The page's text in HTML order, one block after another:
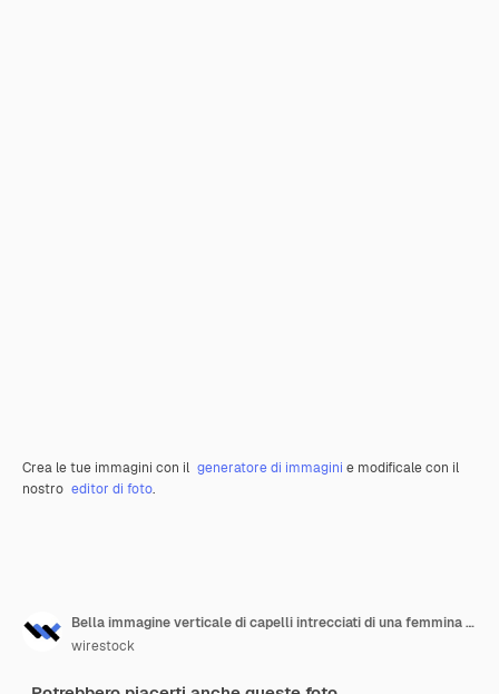
Crea le tue immagini con il generatore di immagini e modificale con il
nostro editor di foto.
Bella immagine verticale di capelli intrecciati di una femmina di zenzero
wirestock